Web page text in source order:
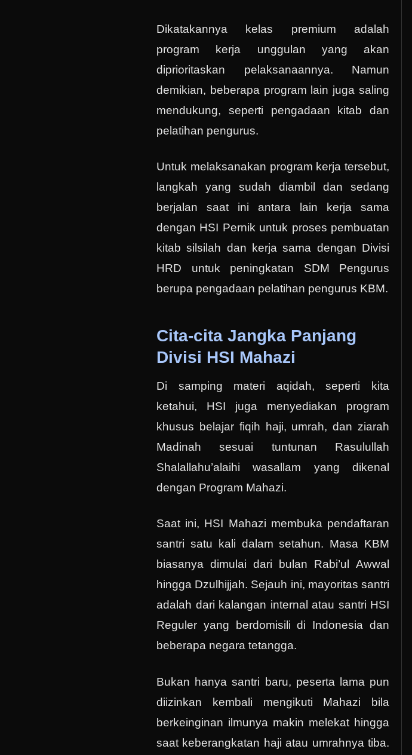
Dikatakannya kelas premium adalah
program kerja unggulan yang akan
diprioritaskan pelaksanaannya. Namun
demikian, beberapa program lain juga saling
mendukung, seperti pengadaan kitab dan
pelatihan pengurus.
Untuk melaksanakan program kerja tersebut,
langkah yang sudah diambil dan sedang
berjalan saat ini antara lain kerja sama
dengan HSI Pernik untuk proses pembuatan
kitab silsilah dan kerja sama dengan Divisi
HRD untuk peningkatan SDM Pengurus
berupa pengadaan pelatihan pengurus KBM.
Cita-cita Jangka Panjang
Divisi HSI Mahazi
Di samping materi aqidah, seperti kita
ketahui, HSI juga menyediakan program
khusus belajar fiqih haji, umrah, dan ziarah
Madinah sesuai tuntunan Rasulullah
Shalallahu’alaihi wasallam yang dikenal
dengan Program Mahazi.
Saat ini, HSI Mahazi membuka pendaftaran
santri satu kali dalam setahun. Masa KBM
biasanya dimulai dari bulan Rabi’ul Awwal
hingga Dzulhijjah. Sejauh ini, mayoritas santri
adalah dari kalangan internal atau santri HSI
Reguler yang berdomisili di Indonesia dan
beberapa negara tetangga.
Bukan hanya santri baru, peserta lama pun
diizinkan kembali mengikuti Mahazi bila
berkeinginan ilmunya makin melekat hingga
saat keberangkatan haji atau umrahnya tiba.